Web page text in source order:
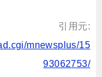
引用元:
mnewsplus/15
93062753/